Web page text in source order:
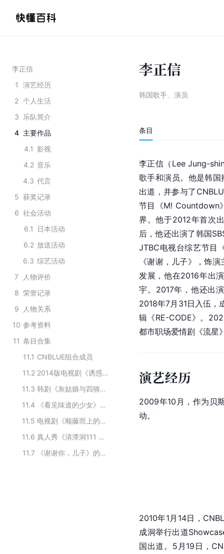
李正信
1
演艺经历
2 个人生活
3
乐队简介
4 主要作品
4.1 影视
4.2 音乐
4.3 代言
5 获奖记录
6 社会活动
6.1
日本活动
6.2 放送活动
6.3 综艺活动
7
人物评价
8 荣誉记录
9
人物关系
10 参考资料
11 条目合集
11.1 CNBLUE组合成员
11.2
2014版电视剧《诱惑》的主要演员
11.3
韩剧《灰姑娘与四骑士》的主要演员
11.4
《看见味道的少女》的主要演员
11.5
电视剧《顺藤而上的你》的演员
11.6
真人秀《清潭洞111 第二季》主要演员
11.7
《谢谢你，儿子》的主要演员
李正信
韩国歌手、演员
条目
李正信（Lee Jung-
歌手和演员。他是韩国
出道，并参与了CN
节目《M! Countdown
界。他于2012年首次
后，他还出演了韩国
JTBC电视台综艺节目
《谢谢，儿子》，饰演
发展，他在2016年出
宇。2017年，他还出
2018年7月31日入伍，
辑《RE-CODE》。
都市职场爱情剧《流星
演艺经历
2009年10月，作为贝
动。
2010年1月14日，
成洞举行出道
国出道。5月19日，